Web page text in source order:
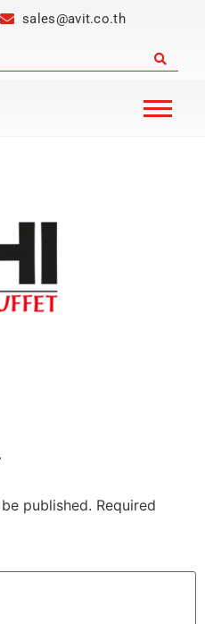
sales@avit.co.th
published. Required